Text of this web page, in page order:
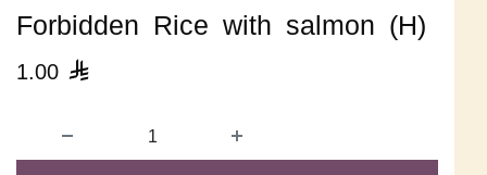
Forbidden Rice with salmon (H)
1.00 